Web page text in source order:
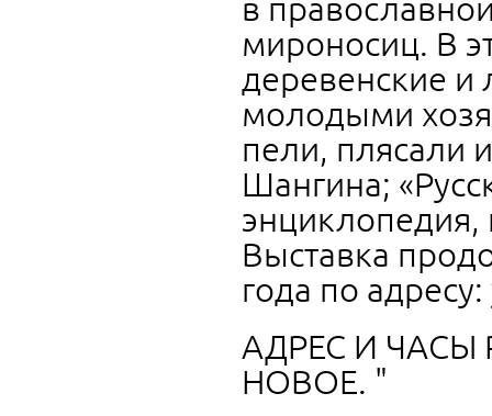
мироносиц. В
деревенские
молодыми
пели, плясали
Шангина;
энциклопедия,
Выставка
года по
АДРЕС И
НОВОЕ. "